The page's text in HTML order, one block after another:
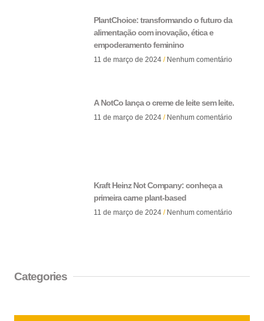
PlantChoice: transformando o futuro da
alimentação com inovação, ética e
empoderamento feminino
11 de março de 2024 Nenhum comentário
A NotCo lança o creme de leite sem leite.
11 de março de 2024 Nenhum comentário
Kraft Heinz Not Company: conheça a
primeira carne plant-based
11 de março de 2024 Nenhum comentário
Categories